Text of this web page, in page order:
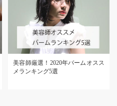
美容師厳選！2020年バームオスス
メランキング5選